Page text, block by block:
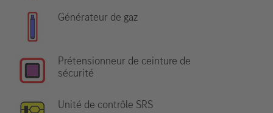
Générateur de gaz
Prétensionneur de ceinture de
sécurité
Unité de contrôle SRS